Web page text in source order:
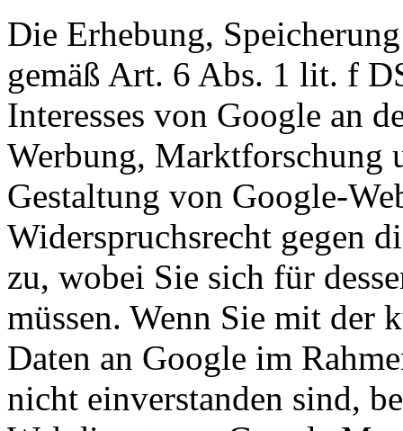
Die Erhebung,
gemäß Art. 6 Abs. 1 lit. f
Interesses von Google an
Werbung, Marktforschung
Gestaltung von Google-
Widerspruchsrecht gegen
zu, wobei Sie sich für
müssen. Wenn Sie mit
Daten an Google im
nicht einverstanden sind,